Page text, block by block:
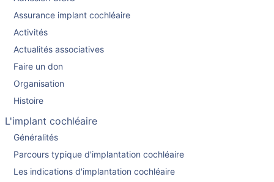
Assurance implant cochléaire
Activités
Actualités associatives
Faire un don
Organisation
Histoire
L'implant cochléaire
Généralités
Parcours typique d'implantation cochléaire
Les indications d'implantation cochléaire